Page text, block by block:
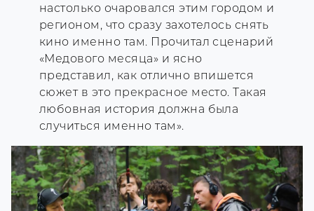
настолько очаровался этим городом и
регионом, что сразу захотелось снять
кино именно там. Прочитал сценарий
«Медового месяца» и ясно
представил, как отлично впишется
сюжет в это прекрасное место. Такая
любовная история должна была
случиться именно там».